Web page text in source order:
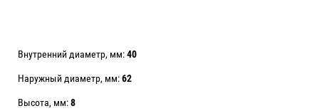
Внутренний диаметр, мм:40
Наружный диаметр, мм:62
Высота, мм:8